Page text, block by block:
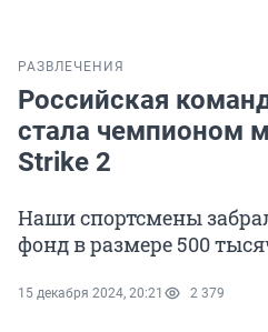
РАЗВЛЕЧЕНИЯ
Российская
стала чемпионом
Strike 2
Наши спортсмены
фонд в размере 500
15 декабря 2024, 20:21 2 379